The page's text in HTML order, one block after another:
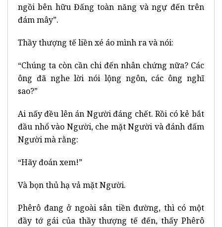
ngồi bên hữu Đấng toàn năng và ngự đến trên
đám mây”.
Thầy thượng tế liền xé áo mình ra và nói:
“Chúng ta còn cần chi đến nhân chứng nữa? Các
ông đã nghe lời nói lộng ngôn, các ông nghĩ
sao?”
Ai nấy đều lên án Người đáng chết. Rồi có kẻ bắt
đầu nhổ vào Người, che mặt Người và đánh đấm
Người mà rằng:
“Hãy đoán xem!”
Và bọn thủ hạ vả mặt Người.
Phêrô đang ở ngoài sân tiền đường, thì có một
đầy tớ gái của thầy thượng tế đến, thấy Phêrô